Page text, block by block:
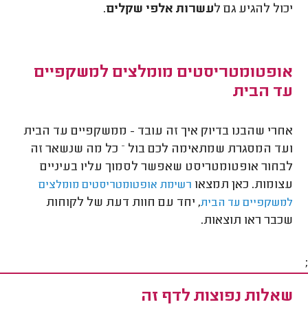
יכול להגיע גם לעשרות אלפי שקלים.
אופטומטריסטים מומלצים למשקפיים
עד הבית
אחרי שהבנו בדיוק איך זה עובד - ממשקפיים עד הבית
ועד המסגרת שמתאימה לכם בול – כל מה שנשאר זה
לבחור אופטומטריסט שאפשר לסמוך עליו בעיניים
עצומות. כאן תמצאו רשימת אופטומטריסטים מומלצים
למשקפיים עד הבית, יחד עם חוות דעת של לקוחות
שכבר ראו תוצאות.
;
שאלות נפוצות לדף זה